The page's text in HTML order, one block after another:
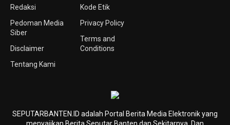
Redaksi
Pedoman Media
Siber
Disclaimer
Tentang Kami
Kode Etik
Privacy Policy
Terms and
Conditions
SEPUTARBANTEN.ID adalah Portal Berita Media Elektronik yang